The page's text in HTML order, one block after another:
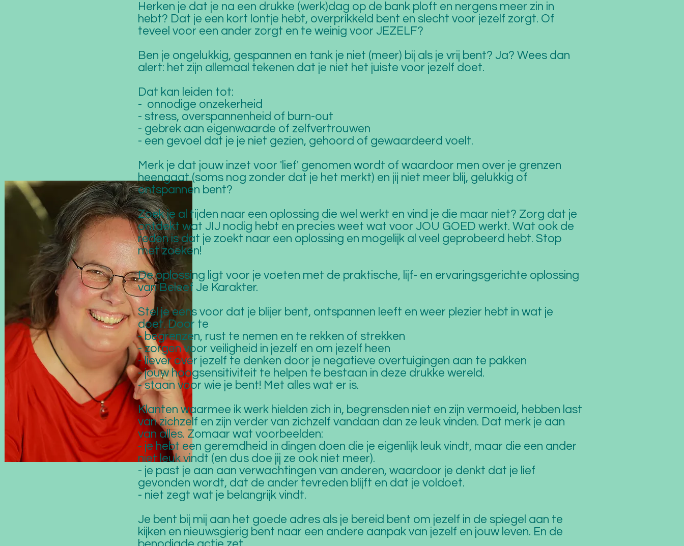
Herken je dat je na een drukke (werk)dag op de bank ploft en nergens meer zin in
hebt? Dat je een kort lontje hebt, overprikkeld bent en slecht voor jezelf zorgt. Of
teveel voor een ander zorgt en te weinig voor JEZELF?
Ben je ongelukkig, gespannen en tank je niet (meer) bij als je vrij bent? Ja? Wees dan
alert: het zijn allemaal tekenen dat je niet het juiste voor jezelf doet.
Dat kan leiden tot:
- onnodige onzekerheid
- stress, overspannenheid of burn-out
- gebrek aan eigenwaarde of zelfvertrouwen
- een gevoel dat je je niet gezien, gehoord of gewaardeerd voelt.
Merk je dat jouw inzet voor 'lief' genomen wordt of waardoor men over je grenzen
heengaat (soms nog zonder dat je het merkt) en jij niet meer blij, gelukkig of
ontspannen bent?
Zoek je al tijden naar een oplossing die wel werkt en vind je die maar niet? Zorg dat je
ontdekt wat JIJ nodig hebt en precies weet wat voor JOU GOED werkt. Wat ook de
reden is dat je zoekt naar een oplossing en mogelijk al veel geprobeerd hebt. Stop
met zoeken!
De oplossing ligt voor je voeten met de praktische, lijf- en ervaringsgerichte oplossing
van Beleef Je Karakter.
Stel je eens voor dat je blijer bent, ontspannen leeft en weer plezier hebt in wat je
doet. Door te
-begrenzen, rust te nemen en te rekken of strekken
- zorgen voor veiligheid in jezelf en om jezelf heen
- liever over jezelf te denken door je negatieve overtuigingen aan te pakken
- jouw hoogsensitiviteit te helpen te bestaan in deze drukke wereld.
- staan voor wie je bent! Met alles wat er is.
Klanten waarmee ik werk hielden zich in, begrensden niet en zijn vermoeid, hebben last
van zichzelf en zijn verder van zichzelf vandaan dan ze leuk vinden. Dat merk je aan
van alles. Zomaar wat voorbeelden:
- je hebt een geremdheid in dingen doen die je eigenlijk leuk vindt, maar die een ander
niet leuk vindt (en dus doe jij ze ook niet meer).
- je past je aan aan verwachtingen van anderen, waardoor je denkt dat je lief
gevonden wordt, dat de ander tevreden blijft en dat je voldoet.
- niet zegt wat je belangrijk vindt.
Je bent bij mij aan het goede adres als je bereid bent om jezelf in de spiegel aan te
kijken en nieuwsgierig bent naar een andere aanpak van jezelf en jouw leven. En de